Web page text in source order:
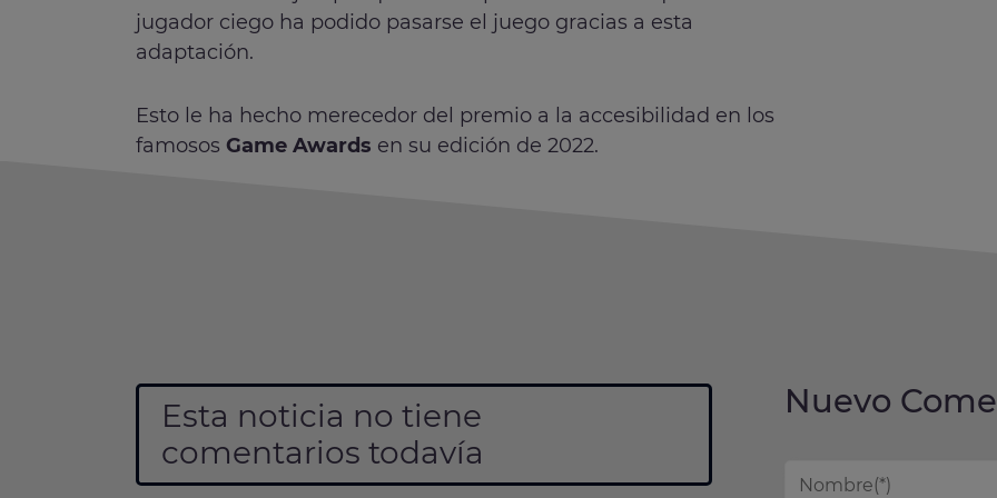
jugador ciego ha podido pasarse el juego gracias a esta
adaptación.
Esto le ha hecho merecedor del premio a la accesibilidad en los
famosos Game Awards en su edición de 2022.
Esta noticia no tiene
comentarios todavía
Nuevo